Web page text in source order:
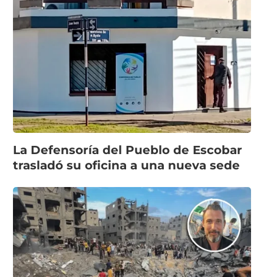
La Defensoría del Pueblo de Escobar
trasladó su oficina a una nueva sede